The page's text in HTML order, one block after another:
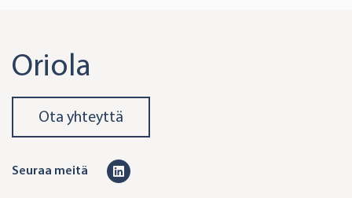
Oriola
Ota yhteyttä
Seuraa meitä